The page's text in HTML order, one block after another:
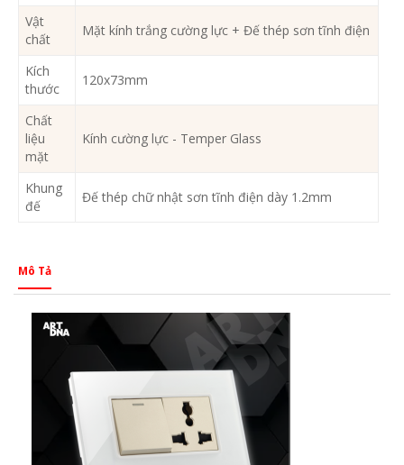
Vật
chất
Mặt kính trắng cường lực + Đế thép sơn tĩnh điện
Kích
thước
120x73mm
Chất
liệu
mặt
Kính cường lực - Temper Glass
Khung
đế
Đế thép chữ nhật sơn tĩnh điện dày 1.2mm
Mô Tả